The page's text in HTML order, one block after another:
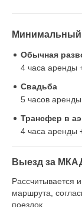
Минимальный
Обычная
4 часа аренды
Свадьба
5 часов
Трансфер в
4 часа аренды
Выезд за
Рассчитывается
маршрута,
поездок.